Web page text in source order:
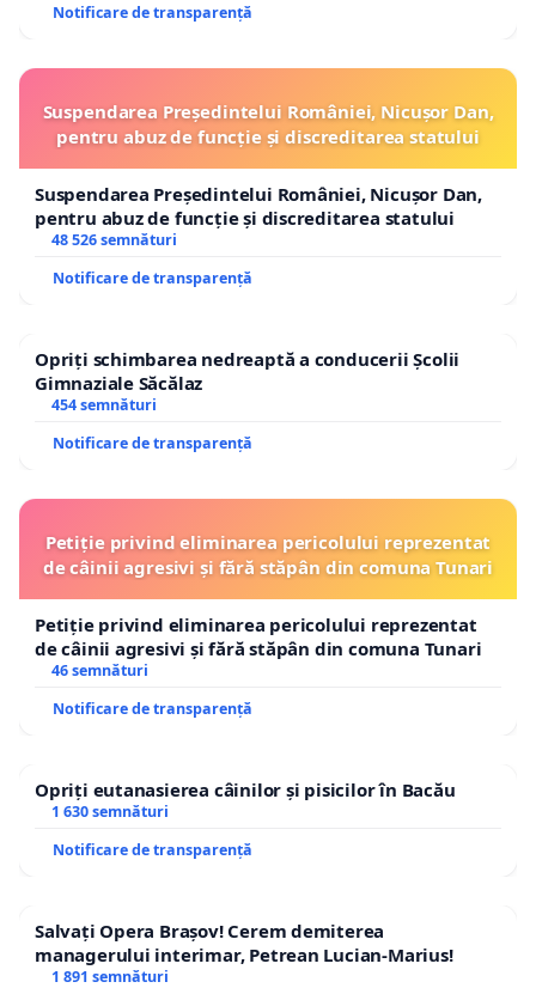
Notificare de transparență
Suspendarea Președintelui României, Nicușor Dan,
pentru abuz de funcție și discreditarea statului
Suspendarea Președintelui României, Nicușor Dan,
pentru abuz de funcție și discreditarea statului
48 526 semnături
Notificare de transparență
Opriți schimbarea nedreaptă a conducerii Școlii
Gimnaziale Săcălaz
454 semnături
Notificare de transparență
Petiție privind eliminarea pericolului reprezentat
de câinii agresivi și fără stăpân din comuna Tunari
Petiție privind eliminarea pericolului reprezentat
de câinii agresivi și fără stăpân din comuna Tunari
46 semnături
Notificare de transparență
Opriți eutanasierea câinilor și pisicilor în Bacău
1 630 semnături
Notificare de transparență
Salvați Opera Brașov! Cerem demiterea
managerului interimar, Petrean Lucian-Marius!
1 891 semnături